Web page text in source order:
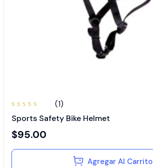
en5.00
de 5
(1)
Sports Safety Bike Helmet
$95.00
Agregar Al Carrito